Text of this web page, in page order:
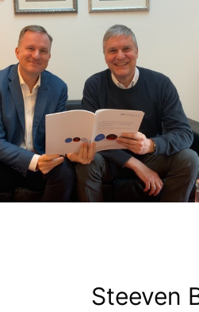
Steeven